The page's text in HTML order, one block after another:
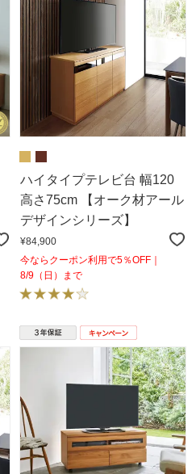
ハイタイプテレビ台 幅120
高さ75cm 【オーク材アール
デザインシリーズ】
¥84,900
今ならクーポン利用で5％OFF｜
8/9（日）まで